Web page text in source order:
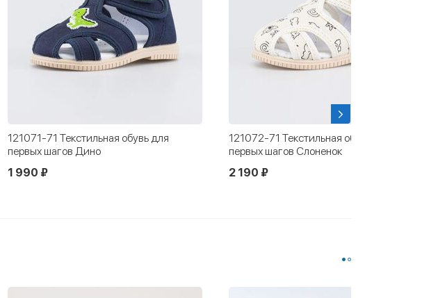
121071-71 Текстильная обувь для
первых шагов Дино
1 990 ₽
121072-71 Текстильная обувь для
первых шагов Слоненок
2 190 ₽